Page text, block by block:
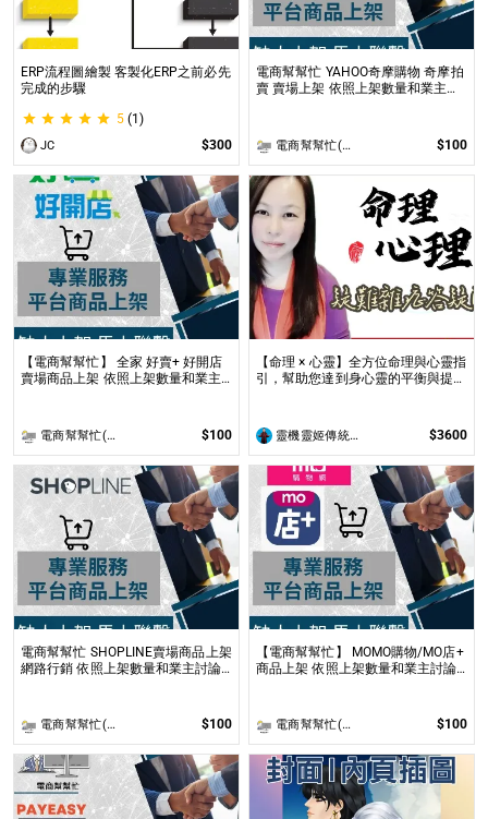
ERP流程圖繪製 客製化ERP之前必先
完成的步驟
5 (1)
JC $300
電商幫幫忙 YAHOO奇摩購物 奇摩拍
賣 賣場上架 依照上架數量和業主討
電商幫幫忙(電商平台代營運/電商上架/運營策略/網路行銷) $100
【電商幫幫忙】 全家 好賣+ 好開店
賣場商品上架 依照上架數量和業主
電商幫幫忙(電商平台代營運/電商上架/運營策略/網路行銷) $100
【命理 × 心靈】全方位命理與心靈指
引，幫助您達到身心靈的平衡與提升
靈機靈姬傳統文化學院 $3600
電商幫幫忙 SHOPLINE賣場商品上架
網路行銷 依照上架數量和業主討論
電商幫幫忙(電商平台代營運/電商上架/運營策略/網路行銷) $100
【電商幫幫忙】 MOMO購物/MO店+
商品上架 依照上架數量和業主討論
電商幫幫忙(電商平台代營運/電商上架/運營策略/網路行銷) $100